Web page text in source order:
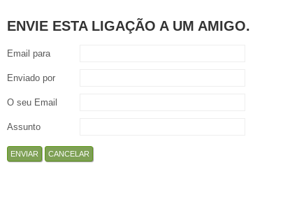
ENVIE ESTA LIGAÇÃO A UM AMIGO.
Email para
Enviado por
O seu Email
Assunto
ENVIAR CANCELAR